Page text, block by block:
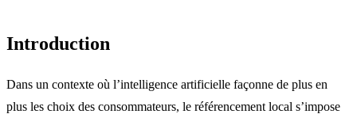
Introduction
Dans un contexte où l’intelligence artificielle façonne de plus en
plus les choix des consommateurs, le référencement local s’impose